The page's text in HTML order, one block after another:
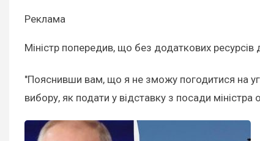
Реклама
Міністр попередив, що без додаткових
"Пояснивши вам, що я не зможу погодитися на
вибору, як подати у відставку з посади міністра